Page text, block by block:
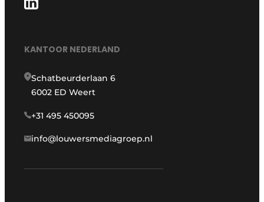
KANTOOR NEDERLAND
Schatbeurderlaan 6
6002 ED Weert
+31 495 450095
info@louwersmediagroep.nl